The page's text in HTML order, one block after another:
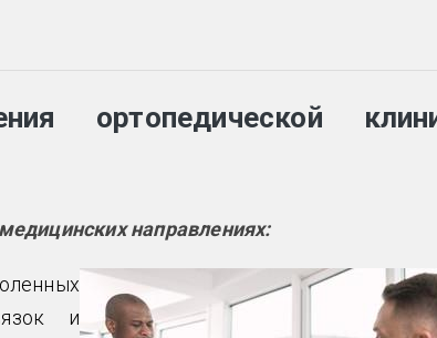
ортопедической
направлениях:
и